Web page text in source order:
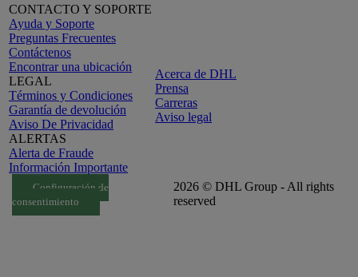
CONTACTO Y SOPORTE
Ayuda y Soporte
Preguntas Frecuentes
Contáctenos
Encontrar una ubicación
LEGAL
Términos y Condiciones
Garantía de devolución
Aviso De Privacidad
ALERTAS
Alerta de Fraude
Información Importante
Acerca de DHL
Prensa
Carreras
Aviso legal
Configuración de
consentimiento
2026 © DHL Group - All rights
reserved